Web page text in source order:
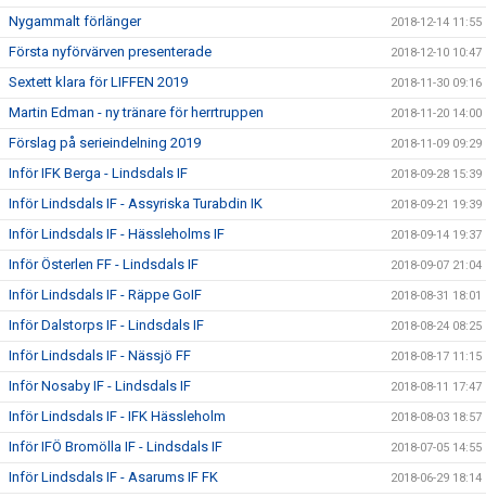
Nygammalt förlänger 2018-12-14 11:55
Första nyförvärven presenterade 2018-12-10 10:47
Sextett klara för LIFFEN 2019 2018-11-30 09:16
Martin Edman - ny tränare för herrtruppen 2018-11-20 14:00
Förslag på serieindelning 2019 2018-11-09 09:29
Inför IFK Berga - Lindsdals IF 2018-09-28 15:39
Inför Lindsdals IF - Assyriska Turabdin IK 2018-09-21 19:39
Inför Lindsdals IF - Hässleholms IF 2018-09-14 19:37
Inför Österlen FF - Lindsdals IF 2018-09-07 21:04
Inför Lindsdals IF - Räppe GoIF 2018-08-31 18:01
Inför Dalstorps IF - Lindsdals IF 2018-08-24 08:25
Inför Lindsdals IF - Nässjö FF 2018-08-17 11:15
Inför Nosaby IF - Lindsdals IF 2018-08-11 17:47
Inför Lindsdals IF - IFK Hässleholm 2018-08-03 18:57
Inför IFÖ Bromölla IF - Lindsdals IF 2018-07-05 14:55
Inför Lindsdals IF - Asarums IF FK 2018-06-29 18:14